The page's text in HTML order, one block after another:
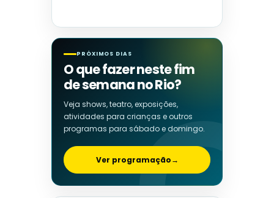
PRÓXIMOS DIAS
O que fazer neste fim
de semana no Rio?
Veja shows, teatro, exposições,
atividades para crianças e outros
programas para sábado e domingo.
Ver programação→